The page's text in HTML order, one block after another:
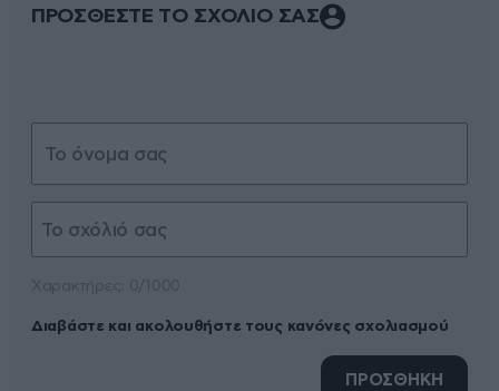
ΠΡΟΣΘΕΣΤΕ ΤΟ ΣΧΟΛΙΟ ΣΑΣ
Διαβάστε και ακολουθήστε τους κανόνες σχολιασμού
ΠΡΟΣΘΗΚΗ